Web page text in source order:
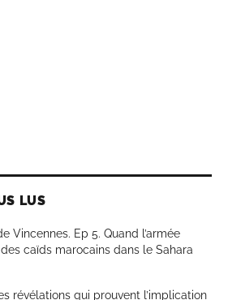
LUS
Vincennes. Ep 5. Quand l’armée
caïds marocains dans le Sahara
révélations qui prouvent l’implication